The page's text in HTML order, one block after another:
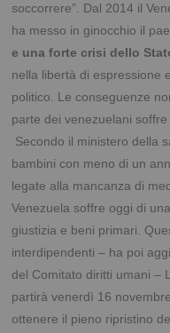
soccorrere”. Dal 2014 il
ha messo in ginocchio il
e una forte crisi dello
nella libertà di espressione
politico. Le conseguenze
parte dei venezuelani
Secondo il ministero della
bambini con meno di un
legate alla mancanza di
Venezuela soffre oggi di
giustizia e beni primari.
interdipendenti – ha poi
del Comitato diritti umani –
partirà venerdì 16
ottenere il pieno ripristino